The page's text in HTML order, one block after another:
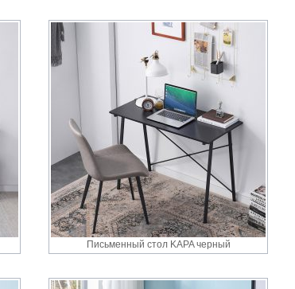
Письменный стол KAPA черный